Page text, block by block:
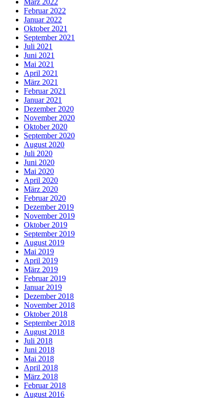
März 2022
Februar 2022
Januar 2022
Oktober 2021
September 2021
Juli 2021
Juni 2021
Mai 2021
April 2021
März 2021
Februar 2021
Januar 2021
Dezember 2020
November 2020
Oktober 2020
September 2020
August 2020
Juli 2020
Juni 2020
Mai 2020
April 2020
März 2020
Februar 2020
Dezember 2019
November 2019
Oktober 2019
September 2019
August 2019
Mai 2019
April 2019
März 2019
Februar 2019
Januar 2019
Dezember 2018
November 2018
Oktober 2018
September 2018
August 2018
Juli 2018
Juni 2018
Mai 2018
April 2018
März 2018
Februar 2018
August 2016